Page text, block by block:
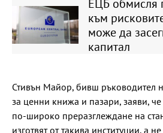
ЕЦБ обмисля
към
може да
капитал
Стивън Майор, бивш ръководител
за ценни книжа и пазари, заяви,
по-широко преразглеждане на
изготвят от такива институции, а